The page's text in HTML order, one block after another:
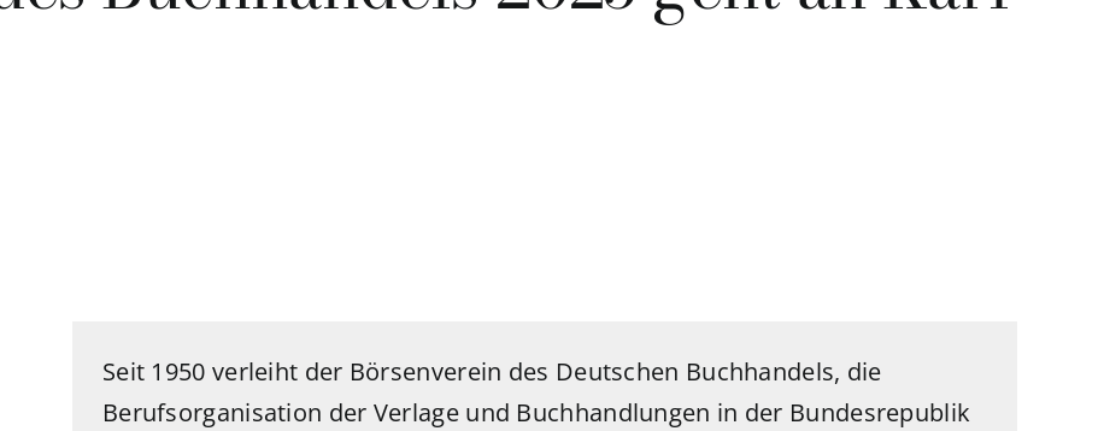
Seit 1950 verleiht der Börsenverein des Deutschen Buchhandels, die
Berufsorganisation der Verlage und Buchhandlungen in der Bundesrepublik